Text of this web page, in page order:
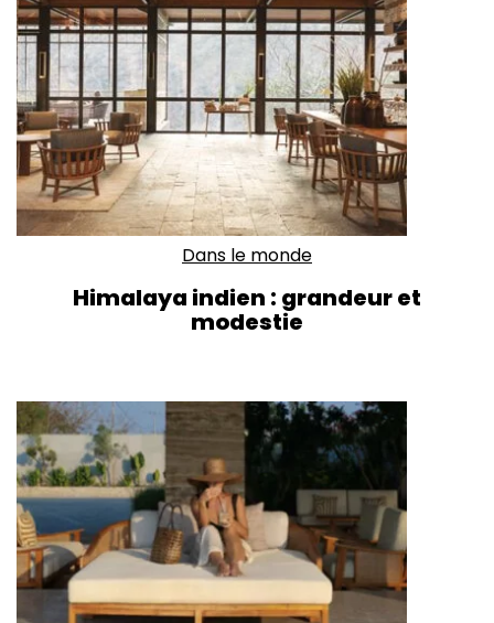
Dans le monde
Himalaya indien : grandeur et
modestie